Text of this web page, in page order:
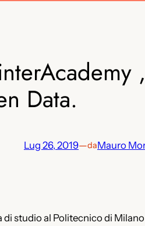
Data.
Lug 26, 2019—daMauro
di studio al Politecnico di